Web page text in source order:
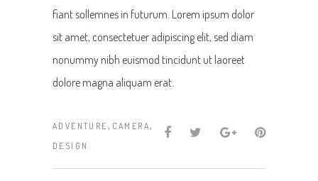
fiant sollemnes in futurum. Lorem ipsum dolor
sit amet, consectetuer adipiscing elit, sed diam
nonummy nibh euismod tincidunt ut laoreet
dolore magna aliquam erat.
ADVENTURE , CAMERA,
DESIGN